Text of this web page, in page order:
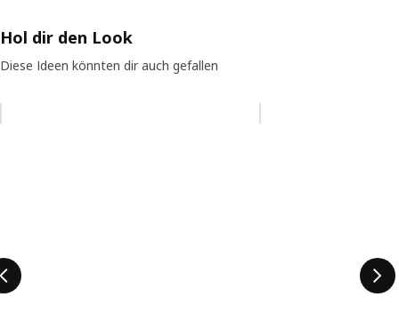
Hol dir den Look
Diese Ideen könnten dir auch gefallen